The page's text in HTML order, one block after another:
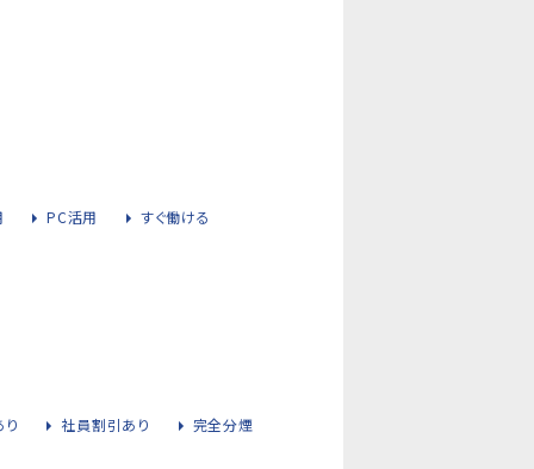
PC活用 すぐ働ける
り 社員割引あり 完全分煙